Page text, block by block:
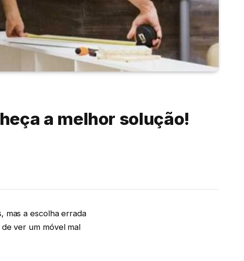
a melhor solução!
mas a escolha errada
ver um móvel mal